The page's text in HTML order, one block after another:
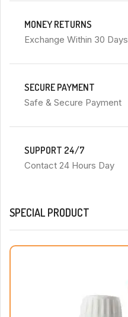
MONEY RETURNS
Exchange Within 30 Days
SECURE PAYMENT
Safe & Secure Payment
SUPPORT 24/7
Contact 24 Hours Day
SPECIAL PRODUCT